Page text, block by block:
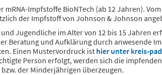
mRNA-Impfstoffe BioNTech (ab 12 Jahren).
der Impfstoff von Johnson & Johnson
Jugendliche im Alter von 12 bis 15 Jahren
Beratung und Aufklärung durch anwesende
Einen Mustervordruck ist hier unter kreis-
Person erfolgt, werden sich die
der Minderjährigen überzeugen.